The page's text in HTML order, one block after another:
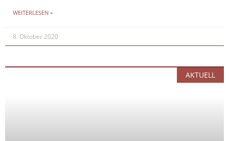
WEITERLESEN »
8. Oktober 2020
AKTUELL